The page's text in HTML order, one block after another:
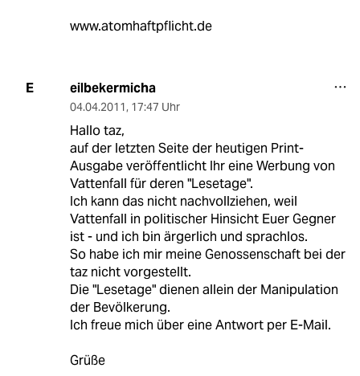
www.atomhaftpflicht.de
E eilbekermicha
04.04.2011, 17:47 Uhr
Hallo taz,
auf der letzten Seite der heutigen Print-
Ausgabe veröffentlicht Ihr eine Werbung von
Vattenfall für deren "Lesetage".
Ich kann das nicht nachvollziehen, weil
Vattenfall in politischer Hinsicht Euer Gegner
ist - und ich bin ärgerlich und sprachlos.
So habe ich mir meine Genossenschaft bei der
taz nicht vorgestellt.
Die "Lesetage" dienen allein der Manipulation
der Bevölkerung.
Ich freue mich über eine Antwort per E-Mail.
Grüße